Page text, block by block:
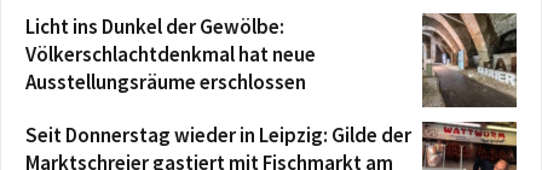
Licht ins Dunkel der Gewölbe:
Völkerschlachtdenkmal hat neue
Ausstellungsräume erschlossen
Seit Donnerstag wieder in Leipzig: Gilde der
Marktschreier gastiert mit Fischmarkt am